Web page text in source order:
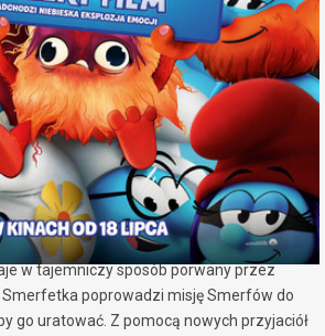
7a
g. 16:30
w kinach.
w tajemniczy sposób porwany przez
Smerfetka poprowadzi misję Smerfów do
go uratować. Z pomocą nowych przyjaciół